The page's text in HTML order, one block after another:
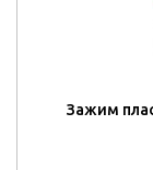
Зажим